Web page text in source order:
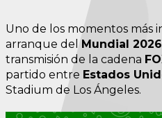
Uno de los momentos más
arranque delMundial 2026
transmisión de la cadena
partido entre Estados
Stadium de Los Ángeles.